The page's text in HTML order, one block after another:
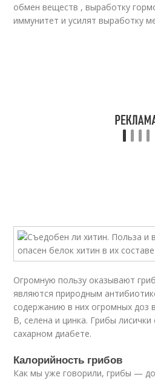
обмен веществ , выработку
иммунитет и усилят выработку
Огромную пользу оказывают
являются природным
содержанию в них огромных доз
В, селена и цинка. Грибы
сахарном диабете.
Калорийность грибов
Как мы уже говорили, грибы —